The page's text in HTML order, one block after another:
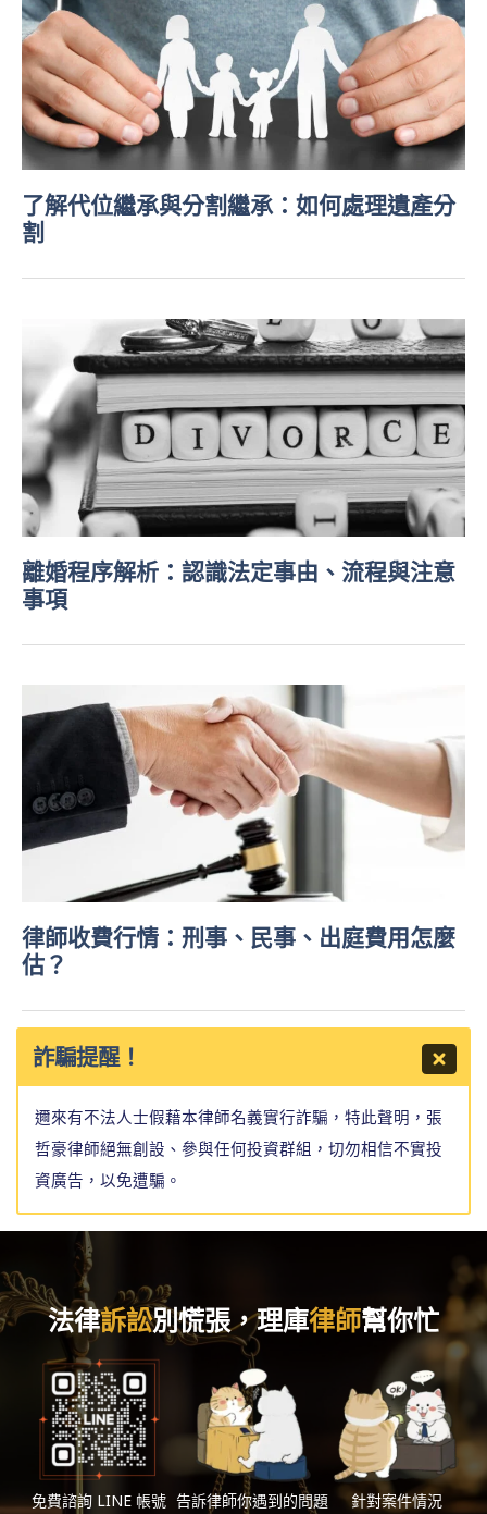
了解代位繼承與分割繼承：如何處理遺產分
割
離婚程序解析：認識法定事由、流程與注意
事項
律師收費行情：刑事、民事、出庭費用怎麼
估？
詐騙提醒！
邇來有不法人士假藉本律師名義實行詐騙，特此聲明，張
哲豪律師絕無創設、參與任何投資群組，切勿相信不實投
資廣告，以免遭騙。
法律訴訟別慌張，理庫律師幫你忙
免費諮詢 LINE 帳號 告訴律師你遇到的問題 針對案件情況